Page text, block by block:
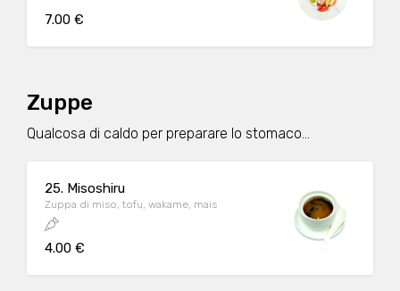
7.00 €
Zuppe
Qualcosa di caldo per preparare lo stomaco...
25. Misoshiru
Zuppa di miso, tofu, wakame, mais
4.00 €